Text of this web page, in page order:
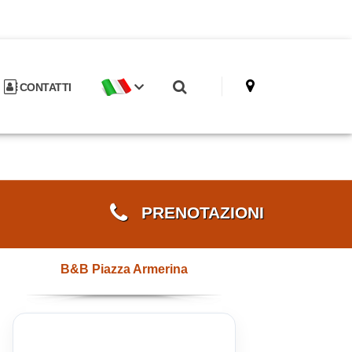
CONTATTI
PRENOTAZIONI
B&B Piazza Armerina